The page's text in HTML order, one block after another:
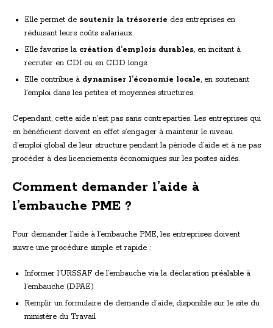
Elle permet de soutenir la trésorerie des entreprises en
réduisant leurs coûts salariaux.
Elle favorise la création d’emplois durables, en incitant à
recruter en CDI ou en CDD longs.
Elle contribue à dynamiser l’économie locale, en soutenant
l’emploi dans les petites et moyennes structures.
Cependant, cette aide n’est pas sans contreparties. Les entreprises qui
en bénéficient doivent en effet s’engager à maintenir le niveau
d’emploi global de leur structure pendant la période d’aide et à ne pas
procéder à des licenciements économiques sur les postes aidés.
Comment demander l’aide à
l’embauche PME ?
Pour demander l’aide à l’embauche PME, les entreprises doivent
suivre une procédure simple et rapide :
Informer l’URSSAF de l’embauche via la déclaration préalable à
l’embauche (DPAE)
Remplir un formulaire de demande d’aide, disponible sur le site du
ministère du Travail